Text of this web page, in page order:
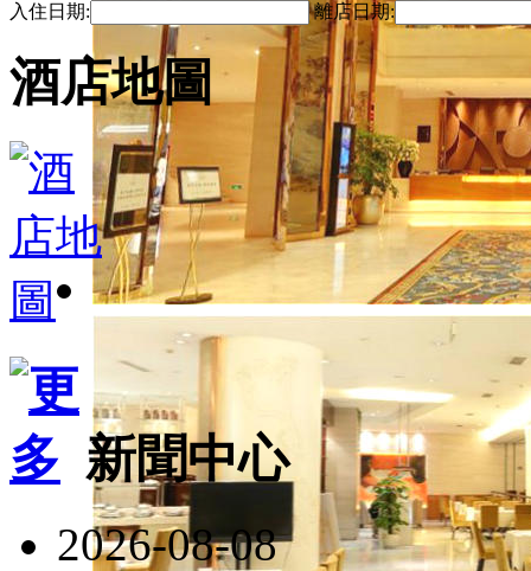
入住日期: 離店日期:
酒店地圖
新聞中心
2026-08-08